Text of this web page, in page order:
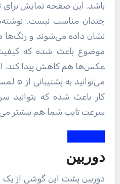
باشد. این صفحه نمایش برای
چندان مناسب نیست.
نشان داده می‌شوند و رنگ‌ها
موضوع باعث شده که
عکس‌ها هم کاهش پیدا کند.
کار باعث شده که بتوانید
سرعت تایپ شما هم بیشتر
دوربین
دوربین پشت این گوشی از یک سنسور ۸ مگاپیکسلی بهره